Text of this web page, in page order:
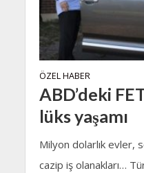
ÖZEL HABER
ABD’deki
lüks yaşamı
Milyon dolarlık evler,
cazip iş olanakları…